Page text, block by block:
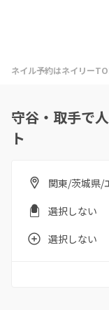
ネイル予約はネイリー
守谷・取手で
ト
関東/茨城県/
選択しない
選択しない